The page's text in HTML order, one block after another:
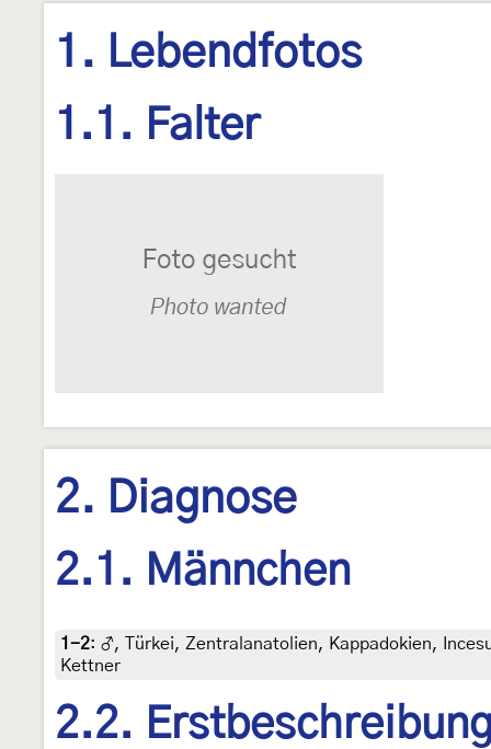
1. Lebendfotos
1.1. Falter
2. Diagnose
2.1. Männchen
1-2: ♂, Türkei, Zentralanatolien, Kappadokien,
Kettner
2.2.